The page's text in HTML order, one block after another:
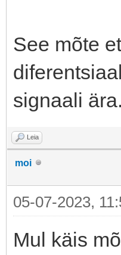
See mõte
signaali
Leia
moi
05-07-2023,
Mul käis